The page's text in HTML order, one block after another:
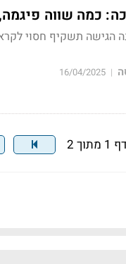
כמה שווה
הגישה תשקיף חסוי
|
16/04/2025
2